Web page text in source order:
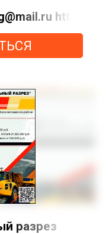
https://
разрез